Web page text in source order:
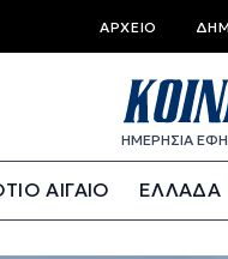
ΑΡΧΕΊΟ
ΗΜΕΡΗΣΙΑ
ΑΙΓΑΙΟ ΕΛΛΑΔΑ